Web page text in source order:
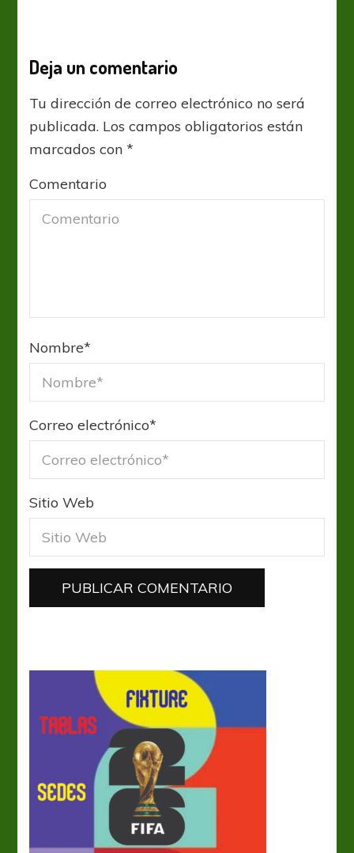
Deja un comentario
Tu dirección de correo electrónico no será
publicada. Los campos obligatorios están
marcados con*
Comentario
Nombre*
Correo electrónico*
Sitio Web